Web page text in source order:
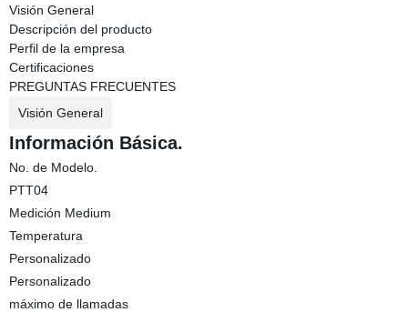
Visión General
Descripción del producto
Perfil de la empresa
Certificaciones
PREGUNTAS FRECUENTES
Visión General
Información Básica.
No. de Modelo.
PTT04
Medición Medium
Temperatura
Personalizado
Personalizado
máximo de llamadas